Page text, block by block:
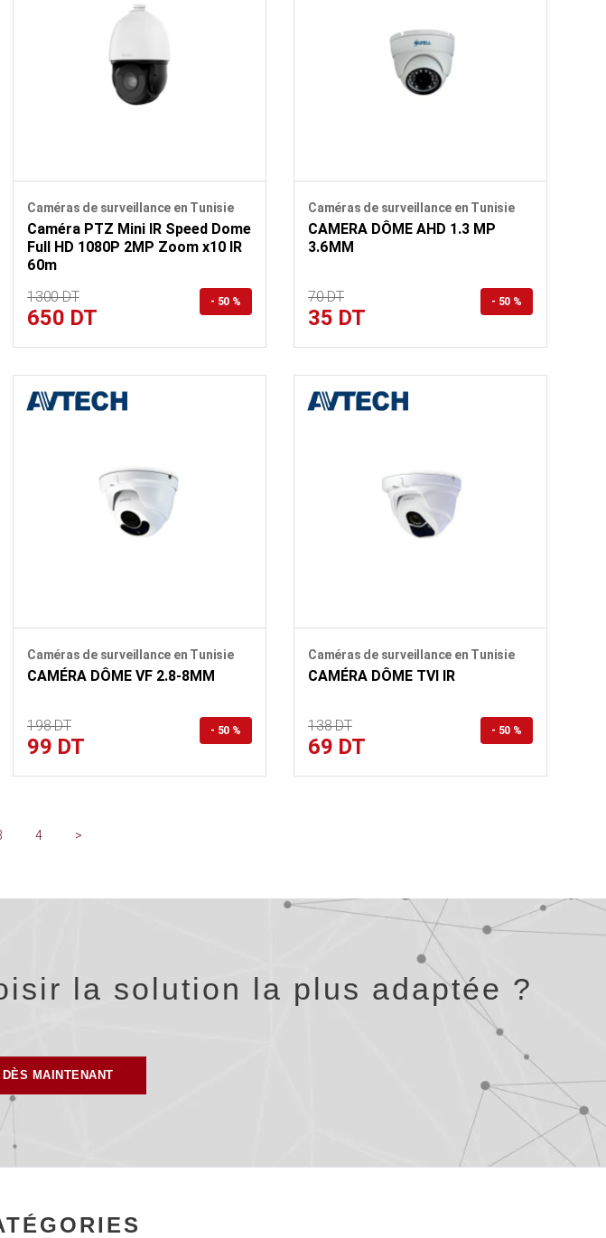
Caméras de surveillance en Tunisie
Caméra PTZ Mini IR Speed Dome
Full HD 1080P 2MP Zoom x10 IR
60m
1300 DT
650 DT
- 50 %
Caméras de surveillance en Tunisie
CAMERA DÔME AHD 1.3 MP
3.6MM
70 DT
35 DT
- 50 %
Caméras de surveillance en Tunisie
CAMÉRA DÔME VF 2.8-8MM
198 DT
99 DT
- 50 %
Caméras de surveillance en Tunisie
CAMÉRA DÔME TVI IR
138 DT
69 DT
- 50 %
4 >
la solution la plus adaptée ?
MAINTENANT